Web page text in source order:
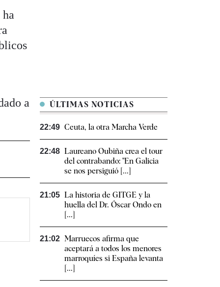
ha
a ÚLTIMAS NOTICIAS
22:49 Ceuta, la otra Marcha Verde
22:48 Laureano Oubiña crea el tour
del contrabando: "En Galicia
se nos persiguió [...]
21:05 La historia de GITGE y la
huella del Dr. Óscar Ondo en
[...]
21:02 Marruecos afirma que
aceptará a todos los menores
marroquíes si España levanta
[...]